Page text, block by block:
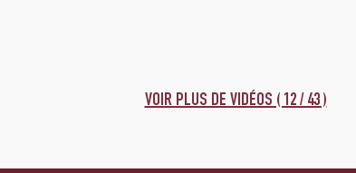
VOIR PLUS DE VIDÉOS ( 12 / 43 )